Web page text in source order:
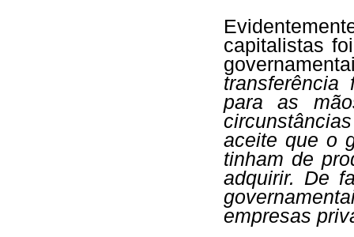
capitalistas
transferência
para as
aceite que o
tinham de
adquirir. De
empresas